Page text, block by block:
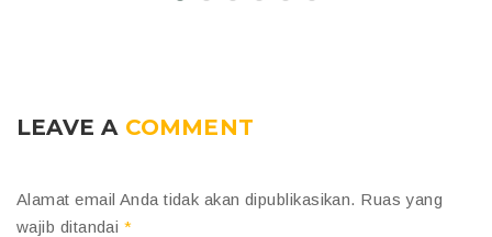
LEAVE A COMMENT
Alamat email Anda tidak akan dipublikasikan. Ruas yang
wajib ditandai *